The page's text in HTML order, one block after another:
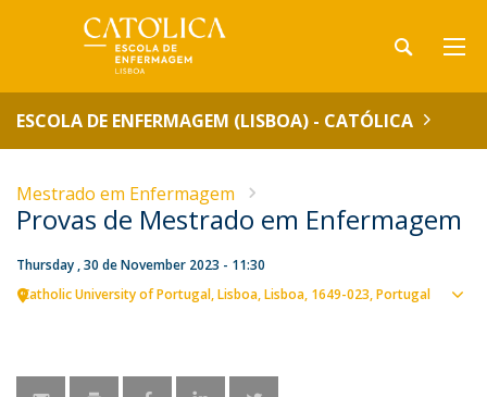
ESCOLA DE ENFERMAGEM (LISBOA) - CATÓLICA
Mestrado em Enfermagem
Provas de Mestrado em Enfermagem
Thursday , 30 de November 2023 - 11:30
Catholic University of Portugal Lisboa Lisboa 1649-023 Portugal